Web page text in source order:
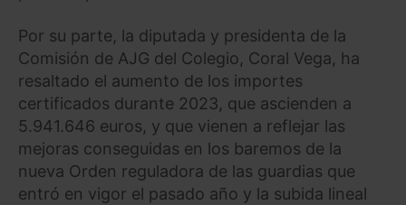
Por su parte, la diputada y presidenta de la
Comisión de AJG del Colegio, Coral Vega, ha
resaltado el aumento de los importes
certificados durante 2023, que ascienden a
5.941.646 euros, y que vienen a reflejar las
mejoras conseguidas en los baremos de la
nueva Orden reguladora de las guardias que
entró en vigor el pasado año y la subida lineal